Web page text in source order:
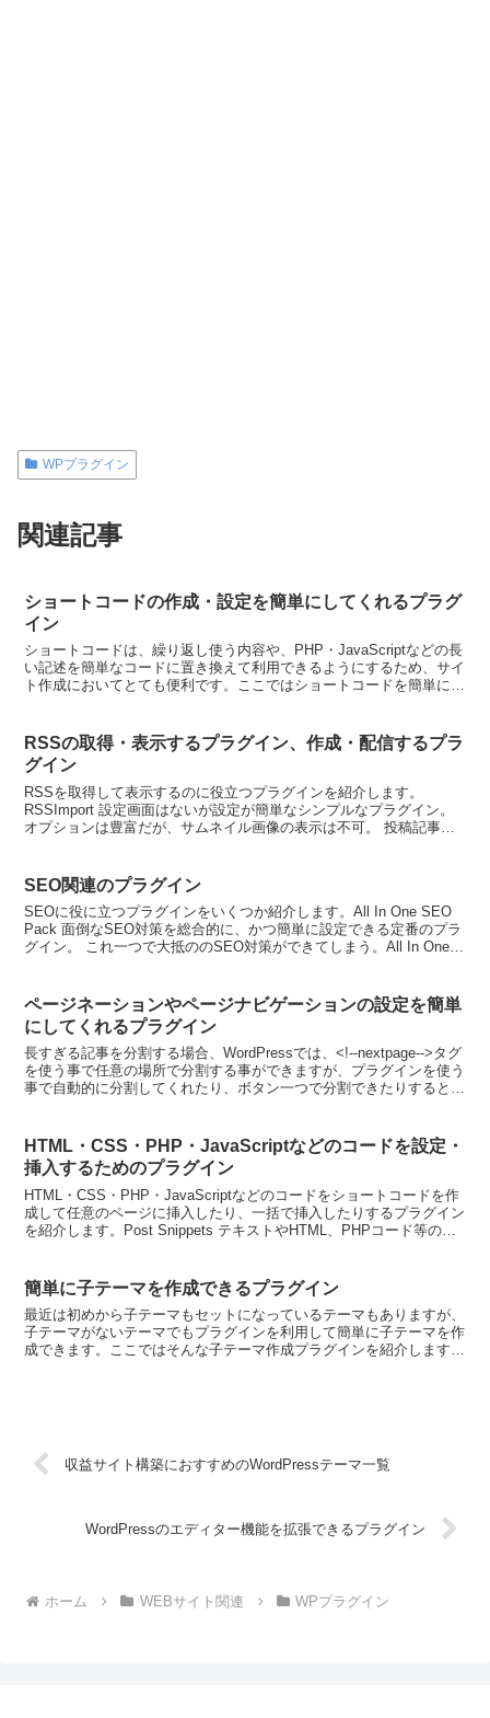
WPプラグイン
関連記事
ショートコードの作成・設定を簡単にしてくれるプラグ
イン
ショートコードは、繰り返し使う内容や、PHP・JavaScriptなどの長
い記述を簡単なコードに置き換えて利用できるようにするため、サイ
ト作成においてとても便利です。ここではショートコードを簡単に作
RSSの取得・表示するプラグイン、作成・配信するプラ
グイン
RSSを取得して表示するのに役立つプラグインを紹介します。
RSSImport 設定画面はないが設定が簡単なシンプルなプラグイン。
オプションは豊富だが、サムネイル画像の表示は不可。 投稿記事や
SEO関連のプラグイン
SEOに役に立つプラグインをいくつか紹介します。All In One SEO
Pack 面倒なSEO対策を総合的に、かつ簡単に設定できる定番のプラ
グイン。 これ一つで大抵ののSEO対策ができてしまう。All In One
ページネーションやページナビゲーションの設定を簡単
にしてくれるプラグイン
長すぎる記事を分割する場合、WordPressでは、<!--nextpage-->タグ
を使う事で任意の場所で分割する事ができますが、プラグインを使う
事で自動的に分割してくれたり、ボタン一つで分割できたりすると便
HTML・CSS・PHP・JavaScriptなどのコードを設定・
挿入するためのプラグイン
HTML・CSS・PHP・JavaScriptなどのコードをショートコードを作
成して任意のページに挿入したり、一括で挿入したりするプラグイン
を紹介します。Post Snippets テキストやHTML、PHPコード等のシ
簡単に子テーマを作成できるプラグイン
最近は初めから子テーマもセットになっているテーマもありますが、
子テーマがないテーマでもプラグインを利用して簡単に子テーマを作
成できます。ここではそんな子テーマ作成プラグインを紹介します。
収益サイト構築におすすめのWordPressテーマ一覧
WordPressのエディター機能を拡張できるプラグイン
ホーム WEBサイト関連 WPプラグイン